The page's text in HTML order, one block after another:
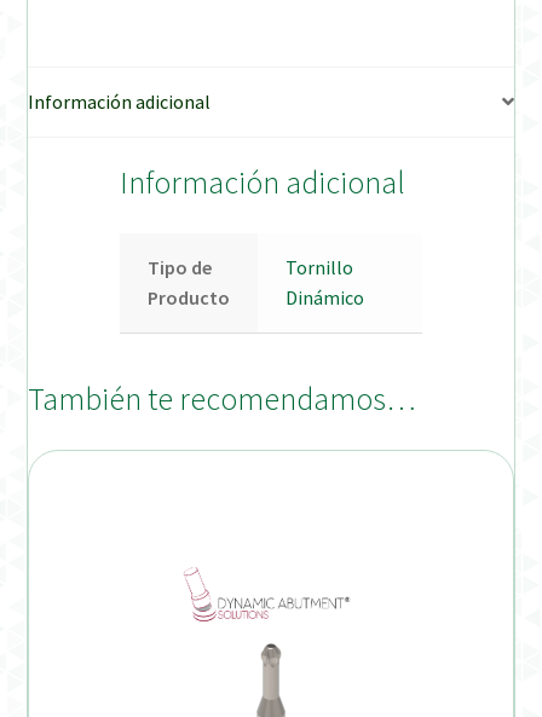
Información adicional
Información adicional
Tipo de
Producto
Tornillo
Dinámico
También te recomendamos…